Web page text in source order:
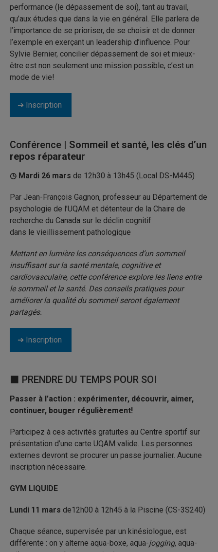
performance (le dépassement de soi), tant au travail,
qu’aux études que dans la vie en général. Elle parlera de
l’importance de se prioriser, de se choisir et de donner
l’exemple en exerçant un leadership d’influence. Pour
Sylvie Bernier, concilier dépassement de soi et mieux-
être est non seulement une mission possible, c’est un
mode de vie!
➔ Inscription
Conférence | Sommeil et santé, les clés d’un
repos réparateur
◷ Mardi 26 mars de 12h30 à 13h45 (Local DS-M445)
Par Jean-François Gagnon, professeur au Département de
psychologie de l’UQAM et détenteur de la Chaire de
recherche du Canada sur le déclin cognitif
dans le vieillissement pathologique
Mettant en lumière les conséquences d’un sommeil
insuffisant sur la santé mentale, cognitive et
cardiovasculaire, cette conférence explore les liens entre
le sommeil et la santé. Des conseils pratiques pour
améliorer la qualité du sommeil seront également
partagés.
➔ Inscription
⬛ PRENDRE DU TEMPS POUR SOI
Passer à l’action : expérimenter, découvrir, aimer,
continuer, bouger régulièrement!
Participez à ces activités gratuites au Centre sportif sur
présentation d’une carte UQAM valide. Les personnes
externes devront se procurer un passe journalier. Aucune
inscription nécessaire.
GYM LIQUIDE
Lundi 11 mars de12h00 à 12h45 à la Piscine (CS-3S240)
Chaque séance, supervisée par un kinésiologue, est
différente : on y alterne aqua-boxe, aqua-jogging, aqua-